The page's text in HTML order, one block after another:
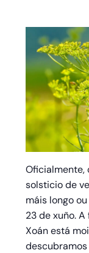
Oficialmente,
solsticio de
máis longo
23 de xuño.
Xoán está
descubramos